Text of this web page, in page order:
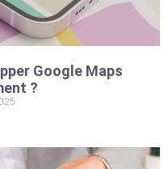
Google Maps
?